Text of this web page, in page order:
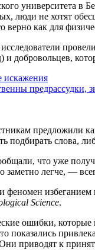
университета в
люди не хотят
верно как для
и добровольцев,
искажения
предрассудки,
предложили
подбирать слова,
что уже
заметно легче, —
избеганием
Science.
ошибки,
показались
приводят к